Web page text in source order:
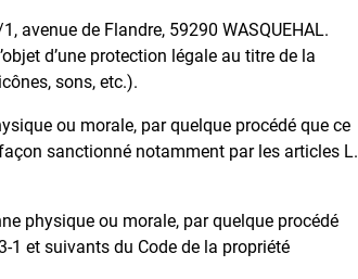
de Flandre, 59290 WASQUEHAL.
d’une protection légale au titre de la
sons, etc.).
ou morale, par quelque procédé que ce
sanctionné notamment par les articles L.
physique ou morale, par quelque procédé
1 et suivants du Code de la propriété